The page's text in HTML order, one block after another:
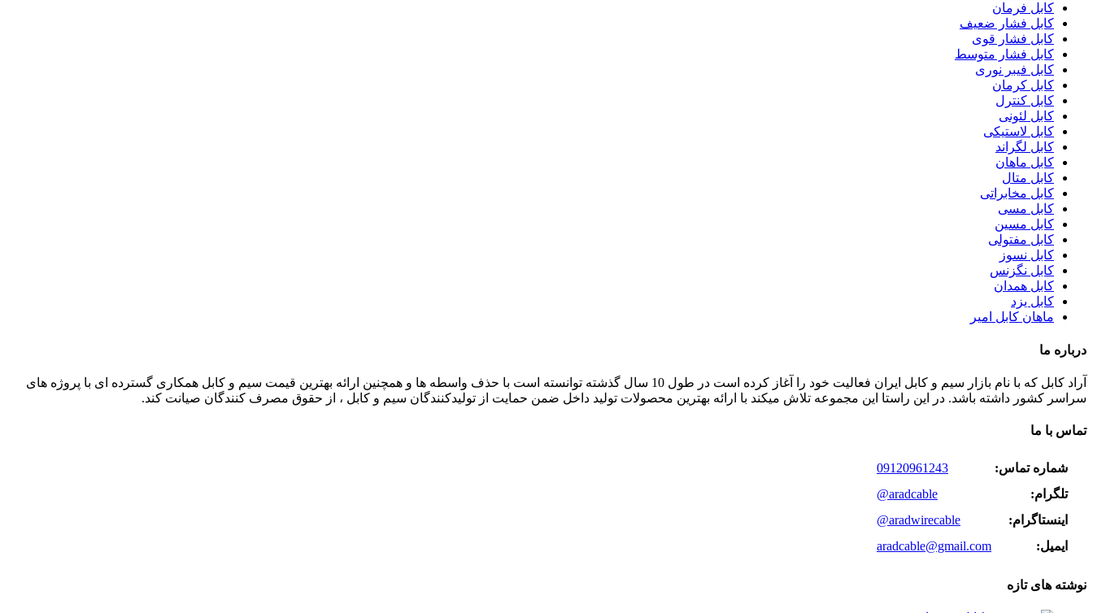
کابل فرمان
کابل فشار ضعیف
کابل فشار قوی
کابل فشار متوسط
کابل فیبر نوری
کابل کرمان
کابل کنترل
کابل لئونی
کابل لاستیکی
کابل لگراند
کابل ماهان
کابل متال
کابل مخابراتی
کابل مسی
کابل مسین
کابل مفتولی
کابل نسوز
کابل نگزنس
کابل همدان
کابل یزد
ماهان کابل امیر
درباره ما
آراد کابل که با نام بازار سیم و کابل ایران فعالیت خود را آغاز کرده است در طول 10 سال گذشته توانسته است با حذف واسطه ها و همچنین ارائه بهترین قیمت سیم و کابل همکاری گسترده ای با پروژه های
سراسر کشور داشته باشد. در این راستا این مجموعه تلاش میکند با ارائه بهترین محصولات تولید داخل ضمن حمایت از تولیدکنندگان سیم و کابل ، از حقوق مصرف کنندگان صیانت کند.
تماس با ما
شماره تماس:
09120961243
تلگرام:
@aradcable
اینستاگرام:
@aradwirecable
ایمیل:
aradcable@gmail.com
نوشته های تازه